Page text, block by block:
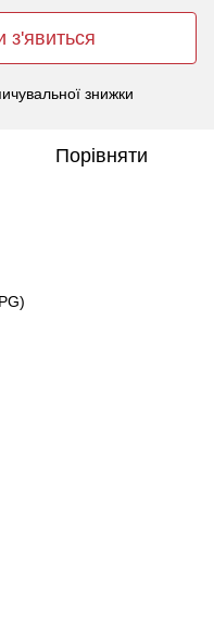
з'явиться
знижки
Порівняти